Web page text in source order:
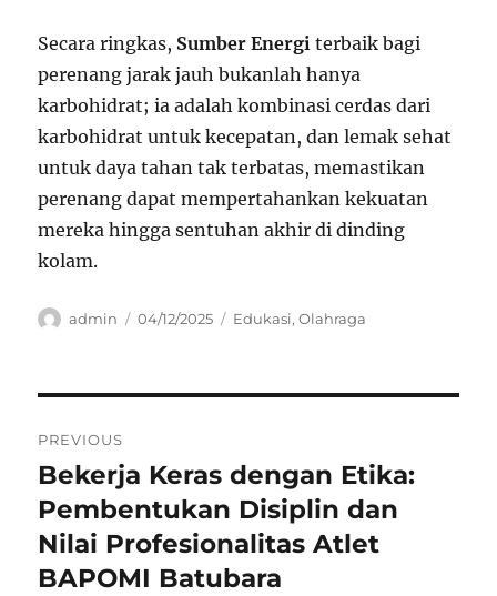
Secara ringkas, Sumber Energi terbaik bagi
perenang jarak jauh bukanlah hanya
karbohidrat; ia adalah kombinasi cerdas dari
karbohidrat untuk kecepatan, dan lemak sehat
untuk daya tahan tak terbatas, memastikan
perenang dapat mempertahankan kekuatan
mereka hingga sentuhan akhir di dinding
kolam.
Author
admin
Posted
04/12/2025 Categories
Edukasi,Olahraga
pos
PREVIOUS
Previous
post:
Bekerja Keras dengan Etika:
Pembentukan Disiplin dan
Nilai Profesionalitas Atlet
BAPOMI Batubara